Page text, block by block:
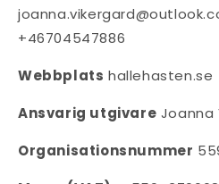
+46704547886
Webbplats hallehasten.se
Ansvarig utgivare Joanna
Organisationsnummer